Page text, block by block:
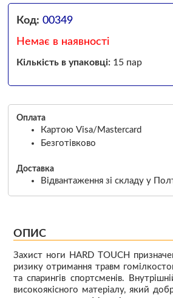
Код: 00349
Немає в наявності
Кількість в упаковці:15 пар
Оплата
Картою Visa/Mastercard
Безготівково
Доставка
Відвантаження зі складу у
ОПИС
Захист ноги HARD TOUCH
ризику отримання травм
та спарингів спортсменів.
високоякісного матеріалу, який